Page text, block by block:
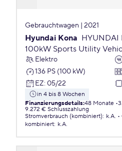
Gebrauchtwagen | 2021
Hyundai Kona HYUNDAI
100kW Sports Utility
Elektro
136 PS (100 kW)
EZ: 05/22
in 4 bis 8 Wochen
Finanzierungsdetails:48 Monate
9.272 € Schlusszahlung
Stromverbrauch (kombiniert): k.A.
kombiniert: k.A.